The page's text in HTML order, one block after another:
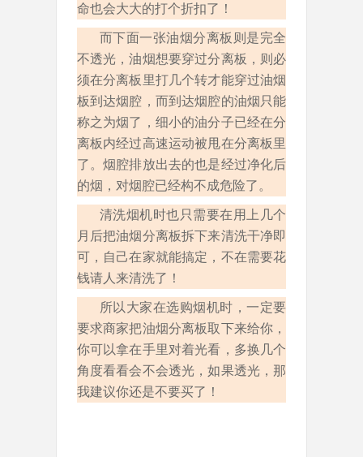
命也会大大的打个折扣了！
而下面一张油烟分离板则是完全
不透光，油烟想要穿过分离板，则必
须在分离板里打几个转才能穿过油烟
板到达烟腔，而到达烟腔的油烟只能
称之为烟了，细小的油分子已经在分
离板内经过高速运动被甩在分离板里
了。烟腔排放出去的也是经过净化后
的烟，对烟腔已经构不成危险了。
清洗烟机时也只需要在用上几个
月后把油烟分离板拆下来清洗干净即
可，自己在家就能搞定，不在需要花
钱请人来清洗了！
所以大家在选购烟机时，一定要
要求商家把油烟分离板取下来给你，
你可以拿在手里对着光看，多换几个
角度看看会不会透光，如果透光，那
我建议你还是不要买了！